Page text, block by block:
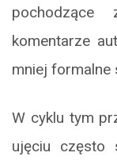
komentarze
mniej formalne
W cyklu tym
ujęciu często